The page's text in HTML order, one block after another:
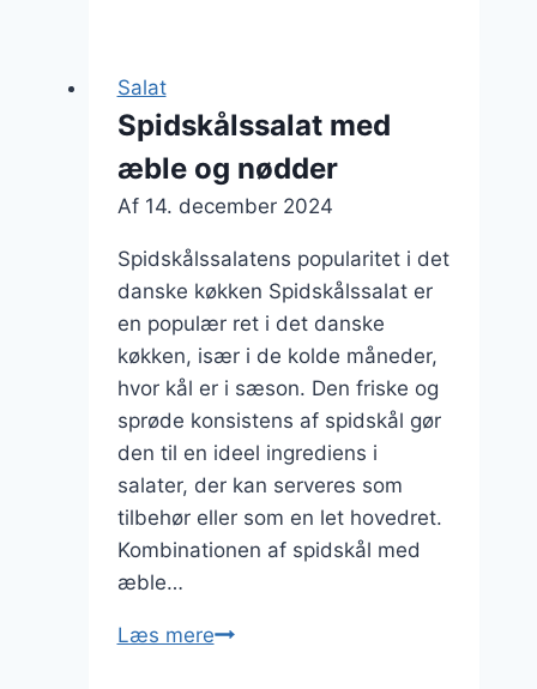
dild
Salat
Spidskålssalat med
æble og nødder
Af 14. december 2024
Spidskålssalatens popularitet i det
danske køkken Spidskålssalat er
en populær ret i det danske
køkken, især i de kolde måneder,
hvor kål er i sæson. Den friske og
sprøde konsistens af spidskål gør
den til en ideel ingrediens i
salater, der kan serveres som
tilbehør eller som en let hovedret.
Kombinationen af spidskål med
æble…
Læs mereSpidskålssalat